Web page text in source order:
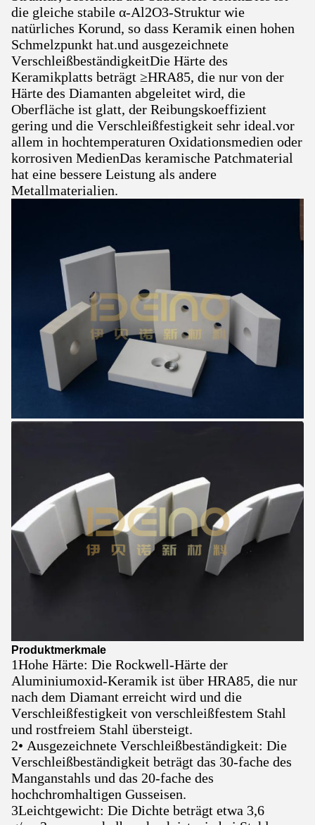
die gleiche stabile α-Al2O3-Struktur wie
natürliches Korund, so dass Keramik einen hohen
Schmelzpunkt hat.und ausgezeichnete
VerschleißbeständigkeitDie Härte des
Keramikplatts beträgt ≥HRA85, die nur von der
Härte des Diamanten abgeleitet wird, die
Oberfläche ist glatt, der Reibungskoeffizient
gering und die Verschleißfestigkeit sehr ideal.vor
allem in hochtemperaturen Oxidationsmedien oder
korrosiven MedienDas keramische Patchmaterial
hat eine bessere Leistung als andere
Metallmaterialien.
Produktmerkmale
1Hohe Härte: Die Rockwell-Härte der
Aluminiumoxid-Keramik ist über HRA85, die nur
nach dem Diamant erreicht wird und die
Verschleißfestigkeit von verschleißfestem Stahl
und rostfreiem Stahl übersteigt.
2• Ausgezeichnete Verschleißbeständigkeit: Die
Verschleißbeständigkeit beträgt das 30-fache des
Manganstahls und das 20-fache des
hochchromhaltigen Gusseisen.
3Leichtgewicht: Die Dichte beträgt etwa 3,6